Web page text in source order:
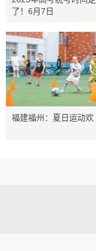
了！6月7日
福建福州：夏日运动欢